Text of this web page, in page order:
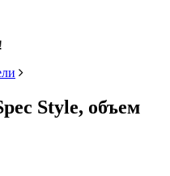
Style, объем